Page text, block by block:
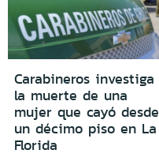
Carabineros investiga
la muerte de una
mujer que cayó desde
un décimo piso en La
Florida